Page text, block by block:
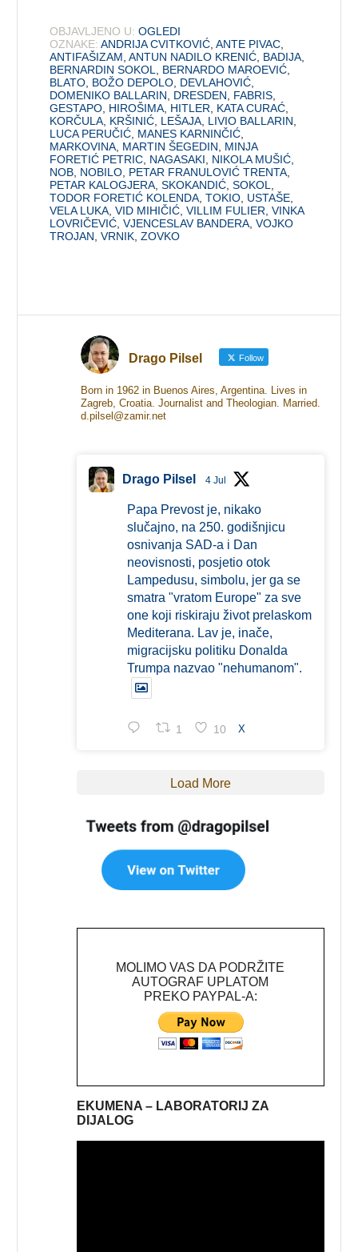
OBJAVLJENO U: OGLEDI
OZNAKE: ANDRIJA CVITKOVIĆ ,ANTE PIVAC
ANTIFAŠIZAM ,ANTUN NADILO KRENIĆ BADIJA
BERNARDIN SOKOL
BERNARDO MAROEVIĆ
BLATO BOŽO DEPOLO DEVLAHOVIĆ
DOMENIKO BALLARIN
DRESDEN FABRIS
GESTAPO HIROŠIMA HITLER KATA CURAĆ
KORČULA KRŠINIĆ LEŠAJA LIVIO BALLARIN
LUCA PERUČIĆ MANES KARNINČIĆ
MARKOVINA MARTIN ŠEGEDIN
MINJA
FORETIĆ PETRIC NAGASAKI NIKOLA MUŠIĆ
NOB NOBILO PETAR FRANULOVIĆ TRENTA
PETAR KALOGJERA ,SKOKANDIĆ ,SOKOL
TODOR FORETIĆ KOLENDA ,TOKIO USTAŠE
VELA LUKA ,VID MIHIČIĆ ,VILLIM FULIER ,VINKA
LOVRIČEVIĆ ,VJENCESLAV BANDERA ,VOJKO
TROJAN ,VRNIK ,ZOVKO
Drago Pilsel Follow
Born in 1962 in Buenos Aires, Argentina. Lives in
Zagreb, Croatia. Journalist and Theologian. Married.
d.pilsel@zamir.net
Drago Pilsel 4 Jul
Papa Prevost je, nikako
slučajno, na 250. godišnjicu
osnivanja SAD-a i Dan
neovisnosti, posjetio otok
Lampedusu, simbolu, jer ga se
smatra "vratom Europe" za sve
one koji riskiraju život prelaskom
Mediterana. Lav je, inače,
migracijsku politiku Donalda
Trumpa nazvao "nehumanom".
1 10 X
Load More
MOLIMO VAS DA PODRŽITE
AUTOGRAF UPLATOM
PREKO PAYPAL-A:
EKUMENA – LABORATORIJ ZA
DIJALOG